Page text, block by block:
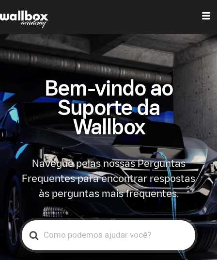
Bem-vindo ao
Suporte da
Wallbox
Navegue pelas nossas Perguntas
Frequentes para encontrar respostas
às perguntas mais frequentes.
Search
For